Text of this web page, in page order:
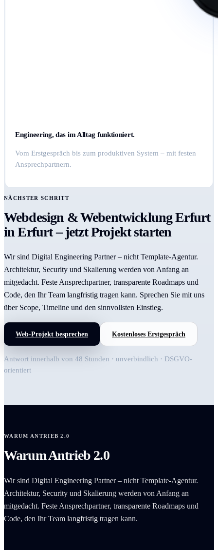
Engineering, das im Alltag funktioniert.
Vom Erstgespräch bis zum produktiven System – mit festen
Ansprechpartnern.
NÄCHSTER SCHRITT
Webdesign & Webentwicklung Erfurt
in Erfurt – jetzt Projekt starten
Wir sind Digital Engineering Partner – nicht Template-Agentur.
Architektur, Security und Skalierung werden von Anfang an
mitgedacht. Feste Ansprechpartner, transparente Roadmaps und
Code, den Ihr Team langfristig tragen kann. Sprechen Sie mit uns
über Scope, Timeline und den sinnvollsten Einstieg.
Web-Projekt besprechen Kostenloses Erstgespräch
Antwort innerhalb von 48 Stunden · unverbindlich · DSGVO-
orientiert
WARUM ANTRIEB 2.0
Warum Antrieb 2.0
Wir sind Digital Engineering Partner – nicht Template-Agentur.
Architektur, Security und Skalierung werden von Anfang an
mitgedacht. Feste Ansprechpartner, transparente Roadmaps und
Code, den Ihr Team langfristig tragen kann.